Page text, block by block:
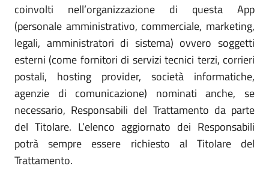
coinvolti nell’organizzazione di questa App
(personale amministrativo, commerciale, marketing,
legali, amministratori di sistema) ovvero soggetti
esterni (come fornitori di servizi tecnici terzi, corrieri
postali, hosting provider, società informatiche,
agenzie di comunicazione) nominati anche, se
necessario, Responsabili del Trattamento da parte
del Titolare. L’elenco aggiornato dei Responsabili
potrà sempre essere richiesto al Titolare del
Trattamento.